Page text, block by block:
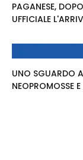
PAGANESE,
UFFICIALE
UNO SGUARDO
NEOPROMOSSE